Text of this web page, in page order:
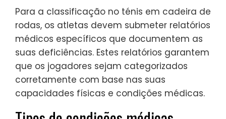
Para a classificação no ténis em cadeira de
rodas, os atletas devem submeter relatórios
médicos específicos que documentem as
suas deficiências. Estes relatórios garantem
que os jogadores sejam categorizados
corretamente com base nas suas
capacidades físicas e condições médicas.